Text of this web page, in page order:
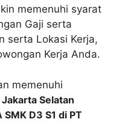
memenuhi syarat
Gaji serta
serta Lokasi Kerja,
Kerja Anda.
memenuhi
Selatan
D3 S1 di PT